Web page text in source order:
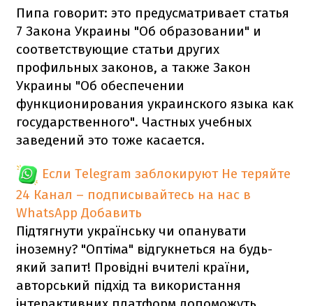
Пипа говорит: это предусматривает статья
7 Закона Украины "Об образовании" и
соответствующие статьи других
профильных законов, а также Закон
Украины "Об обеспечении
функционирования украинского языка как
государственного". Частных учебных
заведений это тоже касается.
Если Telegram заблокируют Не теряйте
24 Канал – подписывайтесь на нас в
WhatsApp Добавить
Підтягнути українську чи опанувати
іноземну? "Оптіма" відгукнеться на будь-
який запит! Провідні вчителі країни,
авторський підхід та використання